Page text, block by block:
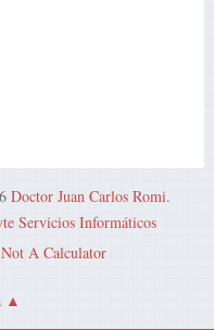
Doctor Juan Carlos Romi.
Servicios Informáticos
Not A Calculator